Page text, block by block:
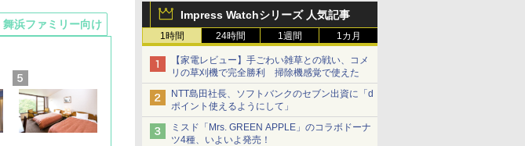
Impress Watchシリーズ 人気記事
1時間 24時間 1週間 1カ月
【家電レビュー】手ごわい雑草との戦い、コメ
リの草刈機で完全勝利 掃除機感覚で使えた
NTT島田社長、ソフトバンクのセブン出資に「d
ポイント使えるようにして」
ミスド「Mrs. GREEN APPLE」のコラボドーナ
ツ4種、いよいよ発売！
舞浜ファミリー向け